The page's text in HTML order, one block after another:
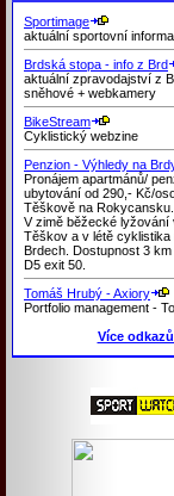
Sportimage
aktuální sportovní
Brdská stopa - info z Brd
aktuální zpravodajství z
sněhové + webkamery
BikeStream
Cyklistický webzine
Penzion - Výhledy na
Pronájem apartmánů/
ubytování od 290,- Kč/
Těškově na Rokycansku.
V zimě běžecké lyžování
Těškov a v létě cyklistika
Brdech. Dostupnost 3 km
D5 exit 50.
Tomáš Hrubý - Axiory
Portfolio management -
Více